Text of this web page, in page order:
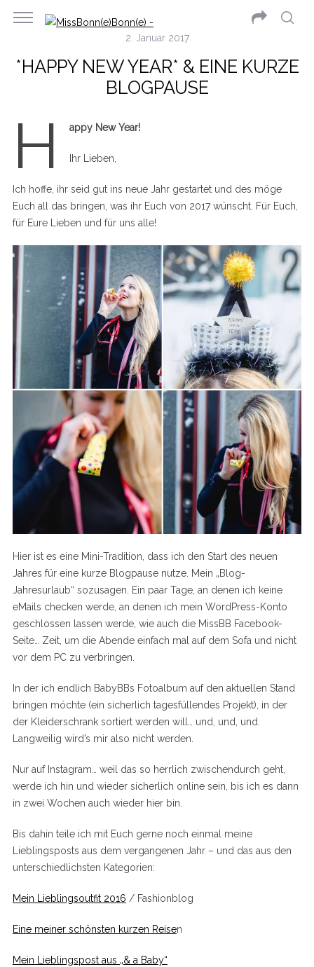
2. Januar 2017
*HAPPY NEW YEAR* & EINE KURZE
BLOGPAUSE
H appy New Year!
Ihr Lieben,
Ich hoffe, ihr seid gut ins neue Jahr gestartet und des möge
Euch all das bringen, was ihr Euch von 2017 wünscht. Für Euch,
für Eure Lieben und für uns alle!
Hier ist es eine Mini-Tradition, dass ich den Start des neuen
Jahres für eine kurze Blogpause nutze. Mein „Blog-
Jahresurlaub“ sozusagen. Ein paar Tage, an denen ich keine
eMails checken werde, an denen ich mein WordPress-Konto
geschlossen lassen werde, wie auch die MissBB Facebook-
Seite… Zeit, um die Abende einfach mal auf dem Sofa und nicht
vor dem PC zu verbringen.
In der ich endlich BabyBBs Fotoalbum auf den aktuellen Stand
bringen möchte (ein sicherlich tagesfüllendes Projekt), in der
der Kleiderschrank sortiert werden will… und, und, und.
Langweilig wird’s mir also nicht werden.
Nur auf Instagram… weil das so herrlich zwischendurch geht,
werde ich hin und wieder sicherlich online sein, bis ich es dann
in zwei Wochen auch wieder hier bin.
Bis dahin teile ich mit Euch gerne noch einmal meine
Lieblingsposts aus dem vergangenen Jahr – und das aus den
unterschiedlichsten Kategorien:
Mein Lieblingsoutfit 2016 / Fashionblog
Eine meiner schönsten kurzen Reisen
Mein Lieblingspost aus „& a Baby“